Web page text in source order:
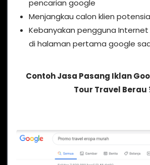
pencarian google
Menjangkau calon klien
Kebanyakan pengguna
di halaman pertama google
Contoh Jasa Pasang Iklan
Tour Travel Berau